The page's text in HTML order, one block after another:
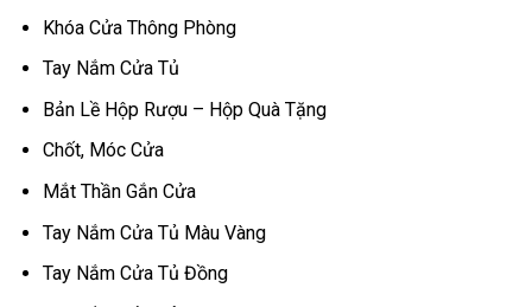
Khóa Cửa Thông Phòng
Tay Nắm Cửa Tủ
Bản Lề Hộp Rượu – Hộp Quà Tặng
Chốt, Móc Cửa
Mắt Thần Gắn Cửa
Tay Nắm Cửa Tủ Màu Vàng
Tay Nắm Cửa Tủ Đồng